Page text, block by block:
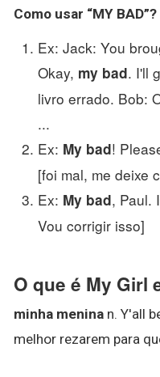
Como usar “MY BAD”?
Ex: Jack: You
Okay, my bad. I'll
livro errado. Bob:
...
Ex: My bad!
[foi mal, me deixe
Ex: My bad, Paul.
Vou corrigir isso]
O que é My Girl
minha menina n. Y'all
melhor rezarem para